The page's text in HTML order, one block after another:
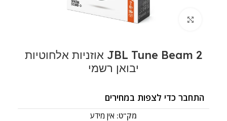
לחצו להגדלה
JBL Tune Beam 2 אוזניות אלחוטיות
יבואן רשמי
התחבר כדי לצפות במחירים
מק"ט: אין מידע